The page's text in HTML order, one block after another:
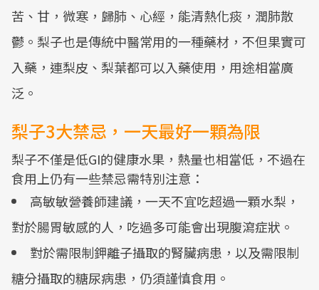
苦、甘，微寒，歸肺、心經，能清熱化痰，潤肺散
鬱。梨子也是傳統中醫常用的一種藥材，不但果實可
入藥，連梨皮、梨葉都可以入藥使用，用途相當廣
泛。
梨子3大禁忌，一天最好一顆為限
梨子不僅是低GI的健康水果，熱量也相當低，不過在
食用上仍有一些禁忌需特別注意：
高敏敏營養師建議，一天不宜吃超過一顆水梨，
對於腸胃敏感的人，吃過多可能會出現腹瀉症狀。
對於需限制鉀離子攝取的腎臟病患，以及需限制
糖分攝取的糖尿病患，仍須謹慎食用。